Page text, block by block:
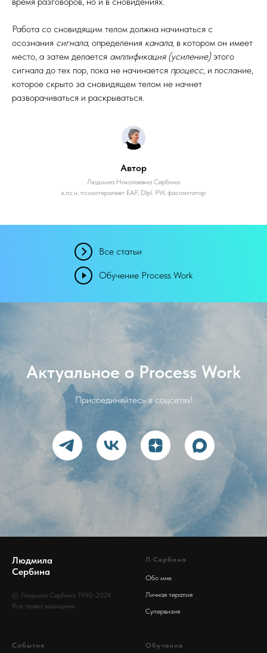
Работа со сновидящим телом должна начинаться с
осознания сигнала, определения канала, в котором он имеет
место, а затем делается амплификация (усиление)этого
сигнала до тех пор, пока не начинается процесс, и послание,
которое скрыто за сновидящем телом не начнет
разворачиваться и раскрываться.
Автор
Людмила Николаевна Сербина
к.пс.н, психотерапевт ЕАР, DIpl. PW, фасилитатор
Все статьи
Обучение Process Work
Актуальное о Process Work
Присоединяйтесь в соцсетях!
Людмила
Сербина
© Людмила Сербина 1990-2024
Все права защищены
Л.Сербина
Обо мне
Личная терапия
Супервизия
События Обучение